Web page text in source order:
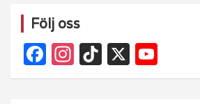
Följ oss
F
a
In
st
Ti
k
X
o